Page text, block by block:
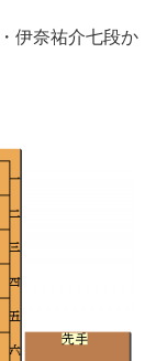
伊奈祐介七段か